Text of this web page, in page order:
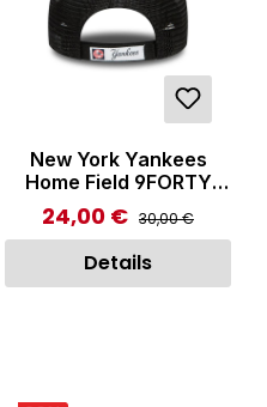
New York Yankees
Home Field 9FORTY
Trucker Cap Black
Verkaufspreis:
24,00 € Regulärer Preis:
30,00 €
Details